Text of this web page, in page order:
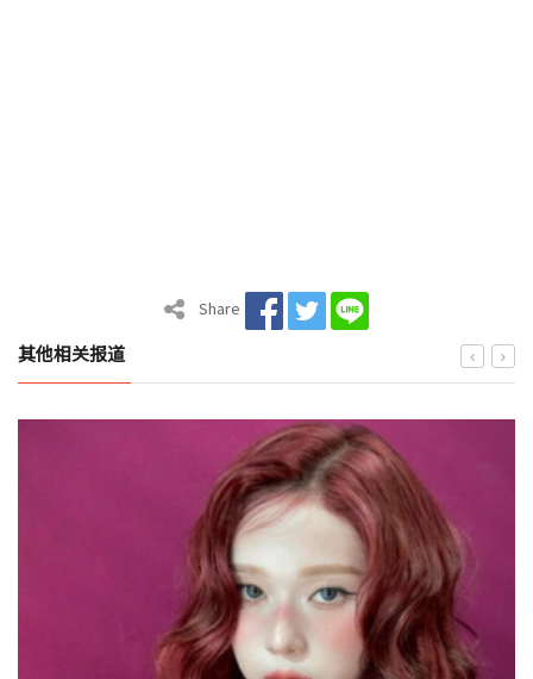
Share
其他相关报道